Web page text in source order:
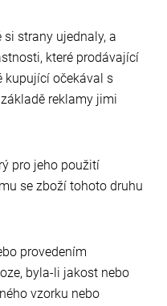
strany ujednaly, a
které prodávající
kupující očekával s
reklamy jimi
pro jeho použití
se zboží tohoto druhu
provedením
byla-li jakost nebo
vzorku nebo